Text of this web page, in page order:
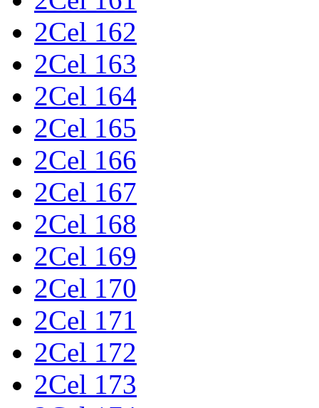
2Cel 162
2Cel 163
2Cel 164
2Cel 165
2Cel 166
2Cel 167
2Cel 168
2Cel 169
2Cel 170
2Cel 171
2Cel 172
2Cel 173